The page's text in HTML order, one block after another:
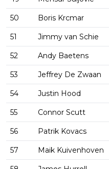
50 Boris Krcmar
51 Jimmy van Schie
52 Andy Baetens
53 Jeffrey De Zwaan
54 Justin Hood
55 Connor Scutt
56 Patrik Kovacs
57 Maik Kuivenhoven